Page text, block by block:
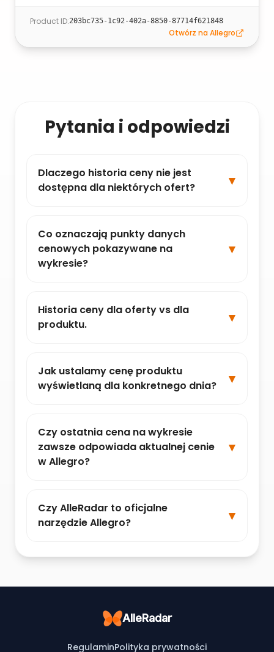
Product ID:203bc735-1c92-402a-8850-87714f621848
Otwórz na Allegro
Pytania i odpowiedzi
Dlaczego historia ceny nie jest
dostępna dla niektórych ofert?
Co oznaczają punkty danych
cenowych pokazywane na
wykresie?
Historia ceny dla oferty vs dla
produktu.
Jak ustalamy cenę produktu
wyświetlaną dla konkretnego dnia?
Czy ostatnia cena na wykresie
zawsze odpowiada aktualnej cenie
w Allegro?
Czy AlleRadar to oficjalne
narzędzie Allegro?
AlleRadar
RegulaminPolityka prywatności